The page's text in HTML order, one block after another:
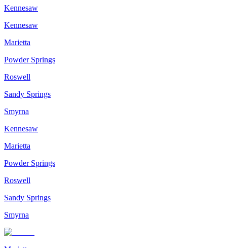
Kennesaw
Kennesaw
Marietta
Powder Springs
Roswell
Sandy Springs
Smyrna
Kennesaw
Marietta
Powder Springs
Roswell
Sandy Springs
Smyrna